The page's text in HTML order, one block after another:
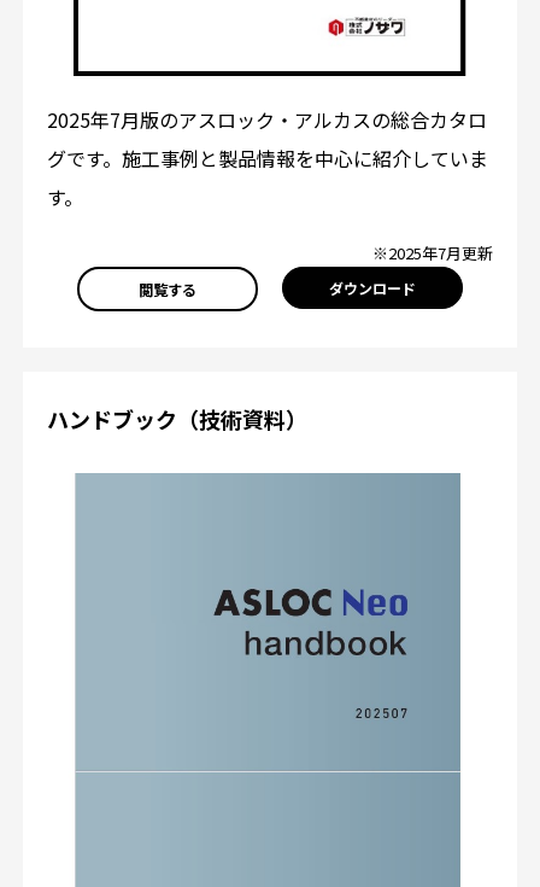
2025年7月版のアスロック・アルカスの総合カタロ
グです。施工事例と製品情報を中心に紹介していま
す。
※2025年7月更新
閲覧する ダウンロード
ハンドブック（技術資料）